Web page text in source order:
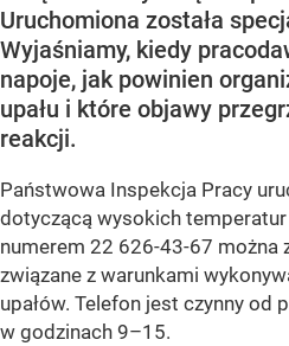
Uruchomiona została
Wyjaśniamy, kiedy
napoje, jak powinien
upału i które objawy
reakcji.
Państwowa Inspekcja Pracy
dotyczącą wysokich
numerem 22 626-43-67 można
związane z warunkami
upałów. Telefon jest czynny od
w godzinach 9–15.